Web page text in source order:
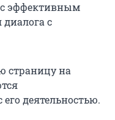
эффективным
с
страницу на
деятельностью.